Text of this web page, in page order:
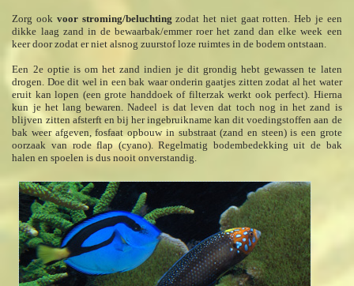
Zorg ook voor stroming/beluchting zodat het niet gaat rotten. Heb je een
dikke laag zand in de bewaarbak/emmer roer het zand dan elke week een
keer door zodat er niet alsnog zuurstof loze ruimtes in de bodem ontstaan.
Een 2e optie is om het zand indien je dit grondig hebt gewassen te laten
drogen. Doe dit wel in een bak waar onderin gaatjes zitten zodat al het water
eruit kan lopen (een grote handdoek of filterzak werkt ook perfect). Hierna
kun je het lang bewaren. Nadeel is dat leven dat toch nog in het zand is
blijven zitten afsterft en bij her ingebruikname kan dit voedingstoffen aan de
bak weer afgeven, fosfaat opbouw in substraat (zand en steen) is een grote
oorzaak van rode flap (cyano). Regelmatig bodembedekking uit de bak
halen en spoelen is dus nooit onverstandig.